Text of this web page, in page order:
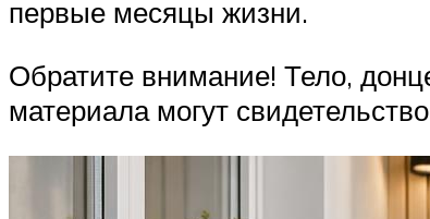
первые месяцы жизни.
Обратите внимание! Тело,
материала могут